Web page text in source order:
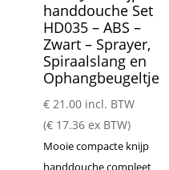
handdouche Set
HD035 – ABS –
Zwart – Sprayer,
Spiraalslang en
Ophangbeugeltje
€21.00 incl. BTW
(€17.36ex BTW)
Mooie compacte knijp
handdouche compleet